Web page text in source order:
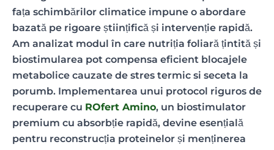
fața schimbărilor climatice impune o abordare
bazată pe rigoare științifică și intervenție rapidă.
Am analizat modul în care nutriția foliară țintită și
biostimularea pot compensa eficient blocajele
metabolice cauzate de stres termic si seceta la
porumb. Implementarea unui protocol riguros de
recuperare cu ROfert Amino, un biostimulator
premium cu absorbție rapidă, devine esențială
pentru reconstrucția proteinelor și menținerea